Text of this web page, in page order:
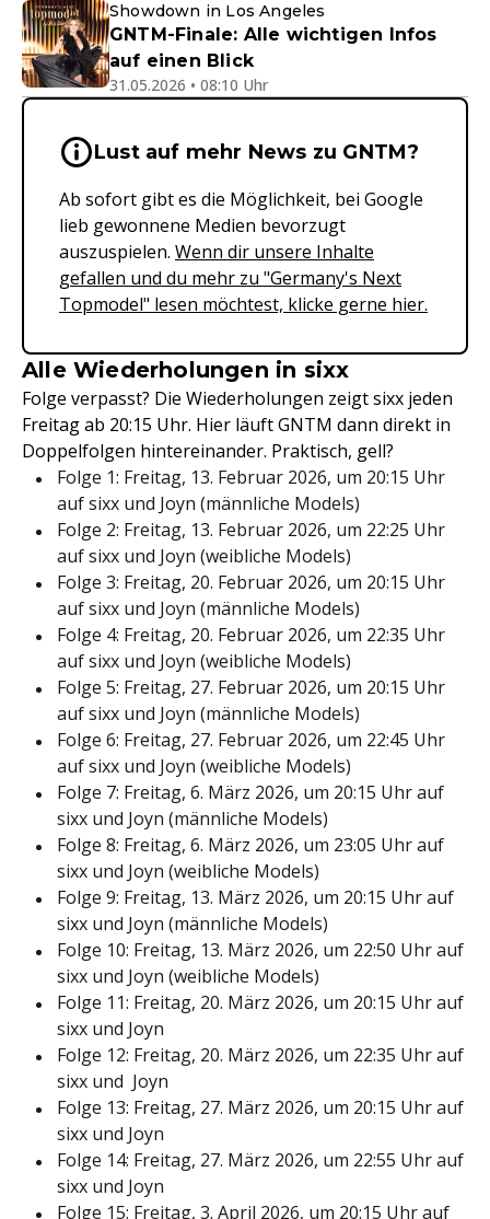
Showdown in Los Angeles
GNTM-Finale: Alle wichtigen Infos
auf einen Blick
31.05.2026 • 08:10 Uhr
Wichtige Hinweise &
Lust auf mehr News zu GNTM?
Ab sofort gibt es die Möglichkeit, bei Google
lieb gewonnene Medien bevorzugt
auszuspielen. Wenn dir unsere Inhalte
gefallen und du mehr zu "Germany's Next
Topmodel" lesen möchtest, klicke gerne hier.
Alle Wiederholungen in sixx
Folge verpasst? Die Wiederholungen zeigt sixx jeden
Freitag ab 20:15 Uhr. Hier läuft GNTM dann direkt in
Doppelfolgen hintereinander. Praktisch, gell?
Folge 1: Freitag, 13. Februar 2026, um 20:15 Uhr
auf sixx und Joyn (männliche Models)
Folge 2: Freitag, 13. Februar 2026, um 22:25 Uhr
auf sixx und Joyn (weibliche Models)
Folge 3: Freitag, 20. Februar 2026, um 20:15 Uhr
auf sixx und Joyn (männliche Models)
Folge 4: Freitag, 20. Februar 2026, um 22:35 Uhr
auf sixx und Joyn (weibliche Models)
Folge 5: Freitag, 27. Februar 2026, um 20:15 Uhr
auf sixx und Joyn (männliche Models)
Folge 6: Freitag, 27. Februar 2026, um 22:45 Uhr
auf sixx und Joyn (weibliche Models)
Folge 7: Freitag, 6. März 2026, um 20:15 Uhr auf
sixx und Joyn (männliche Models)
Folge 8: Freitag, 6. März 2026, um 23:05 Uhr auf
sixx und Joyn (weibliche Models)
Folge 9: Freitag, 13. März 2026, um 20:15 Uhr auf
sixx und Joyn (männliche Models)
Folge 10: Freitag, 13. März 2026, um 22:50 Uhr auf
sixx und Joyn (weibliche Models)
Folge 11: Freitag, 20. März 2026, um 20:15 Uhr auf
sixx und Joyn
Folge 12: Freitag, 20. März 2026, um 22:35 Uhr auf
sixx und Joyn
Folge 13: Freitag, 27. März 2026, um 20:15 Uhr auf
sixx und Joyn
Folge 14: Freitag, 27. März 2026, um 22:55 Uhr auf
sixx und Joyn
Folge 15: Freitag, 3. April 2026, um 20:15 Uhr auf